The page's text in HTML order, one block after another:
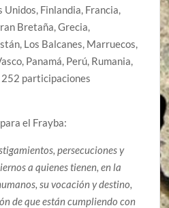
Finlandia, Francia,
Bretaña, Grecia,
Los Balcanes, Marruecos,
Panamá, Perú, Rumania,
252 participaciones
el Frayba:
persecuciones y
a quienes tienen, en la
su vocación y destino,
de que están cumpliendo con